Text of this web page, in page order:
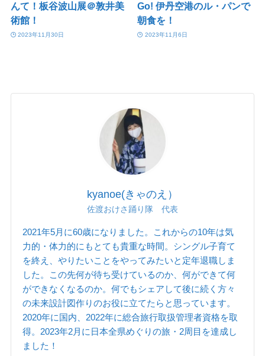
んて！板谷波山展＠敦井美
術館！
2023年11月30日
Go! 伊丹空港のル・パンで
朝食を！
2023年11月6日
kyanoe(きゃのえ）
佐渡おけさ踊り隊 代表
2021年5月に60歳になりました。これからの10年は気
力的・体力的にもとても貴重な時間。シングル子育て
を終え、やりたいことをやってみたいと定年退職しま
した。この先何が待ち受けているのか、何ができて何
ができなくなるのか。何でもシェアして後に続く方々
の未来設計図作りのお役に立てたらと思っています。
2020年に国内、2022年に総合旅行取扱管理者資格を取
得。2023年2月に日本全県めぐりの旅・2周目を達成し
ました！